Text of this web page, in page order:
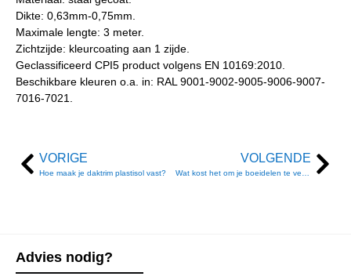
Dikte: 0,63mm-0,75mm.
Maximale lengte: 3 meter.
Zichtzijde: kleurcoating aan 1 zijde.
Geclassificeerd CPI5 product volgens EN 10169:2010.
Beschikbare kleuren o.a. in: RAL 9001-9002-9005-9006-9007-
7016-7021.
VORIGE
Hoe maak je daktrim plastisol vast?
VOLGENDE
Wat kost het om je boeidelen te vervangen?
Advies nodig?